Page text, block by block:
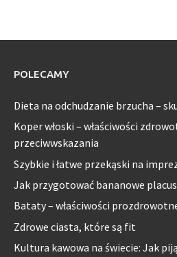
POLECAMY
Dieta na odchudzanie brzucha –
Koper włoski – właściwości
przeciwwskazania
Szybkie i łatwe przekąski na
Jak przygotować bananowe
Bataty – właściwości
Zdrowe ciasta, które są fit
Kultura kawowa na świecie: Jak